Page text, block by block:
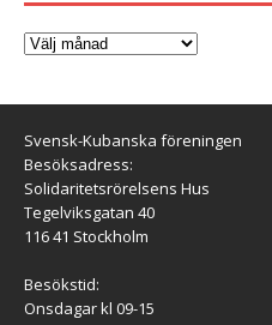
Svensk-Kubanska föreningen
Besöksadress:
Solidaritetsrörelsens Hus
Tegelviksgatan 40
116 41 Stockholm
Besökstid:
Onsdagar kl 09-15